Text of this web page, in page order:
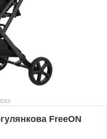
FreeON